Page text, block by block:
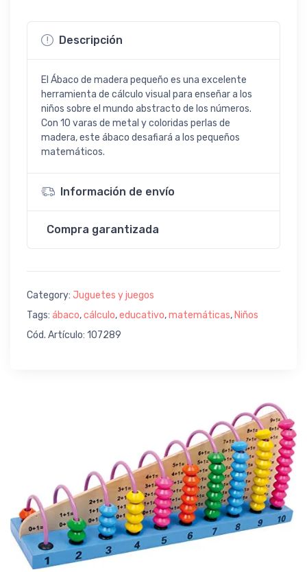
Descripción
El Ábaco de madera pequeño es una excelente
herramienta de cálculo visual para enseñar a los
niños sobre el mundo abstracto de los números.
Con 10 varas de metal y coloridas perlas de
madera, este ábaco desafiará a los pequeños
matemáticos.
Información de envío
Compra garantizada
Category: Juguetes y juegos
Tags: ábaco,cálculo,educativo,matemáticas, Niños
Cód. Artículo: 107289